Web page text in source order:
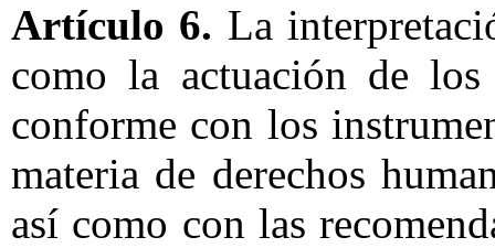
Artículo 6. La
como la actuación de los
conforme con los
materia de derechos
así como con las